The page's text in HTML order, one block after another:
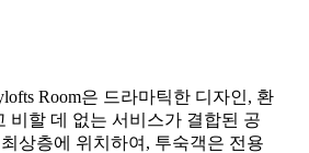
Room은 드라마틱한 디자인, 환
비할 데 없는 서비스가 결합된 공
상층에 위치하여, 투숙객은 전용